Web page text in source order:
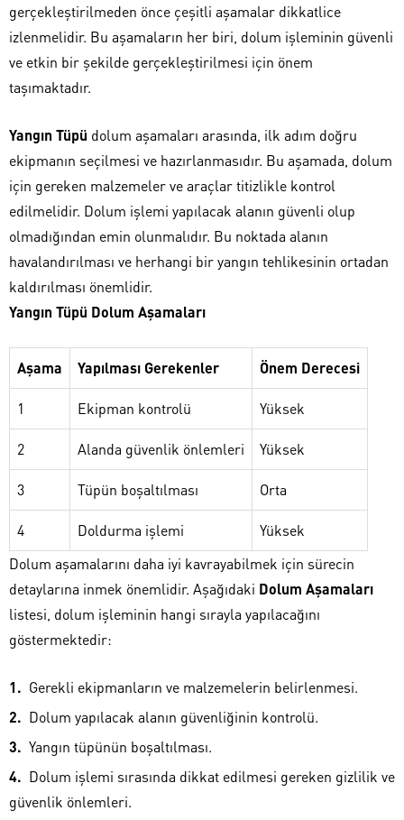
gerçekleştirilmeden önce çeşitli aşamalar dikkatlice
izlenmelidir. Bu aşamaların her biri, dolum işleminin güvenli
ve etkin bir şekilde gerçekleştirilmesi için önem
taşımaktadır.
Yangın Tüpü dolum aşamaları arasında, ilk adım doğru
ekipmanın seçilmesi ve hazırlanmasıdır. Bu aşamada, dolum
için gereken malzemeler ve araçlar titizlikle kontrol
edilmelidir. Dolum işlemi yapılacak alanın güvenli olup
olmadığından emin olunmalıdır. Bu noktada alanın
havalandırılması ve herhangi bir yangın tehlikesinin ortadan
kaldırılması önemlidir.
Yangın Tüpü Dolum Aşamaları
Aşama Yapılması Gerekenler Önem Derecesi
1 Ekipman kontrolü Yüksek
2 Alanda güvenlik önlemleri Yüksek
3 Tüpün boşaltılması Orta
4 Doldurma işlemi
Yüksek
Dolum aşamalarını daha iyi kavrayabilmek için sürecin
detaylarına inmek önemlidir. Aşağıdaki Dolum Aşamaları
listesi, dolum işleminin hangi sırayla yapılacağını
göstermektedir:
Gerekli ekipmanların ve malzemelerin belirlenmesi.
Dolum yapılacak alanın güvenliğinin kontrolü.
Yangın tüpünün boşaltılması.
Dolum işlemi sırasında dikkat edilmesi gereken gizlilik ve
güvenlik önlemleri.